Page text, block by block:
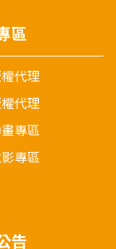
區
權代理
代理
專區
專區
告